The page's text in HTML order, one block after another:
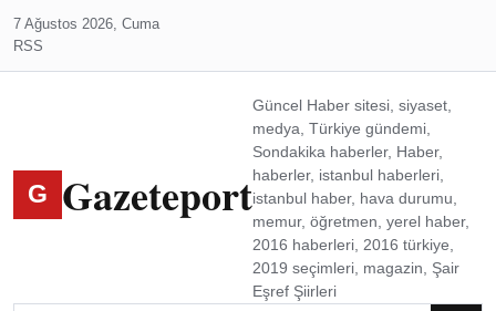
7 Ağustos 2026, Cuma
RSS
G Gazeteport
Güncel Haber sitesi, siyaset,
medya, Türkiye gündemi,
Sondakika haberler, Haber,
haberler, istanbul haberleri,
istanbul haber, hava durumu,
memur, öğretmen, yerel haber,
2016 haberleri, 2016 türkiye,
2019 seçimleri, magazin, Şair
Eşref Şiirleri